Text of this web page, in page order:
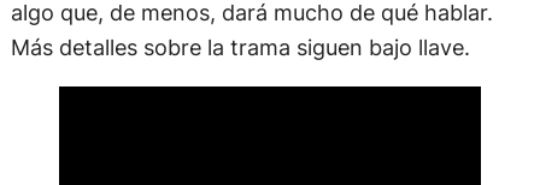
algo que, de menos, dará mucho de qué hablar.
Más detalles sobre la trama siguen bajo llave.